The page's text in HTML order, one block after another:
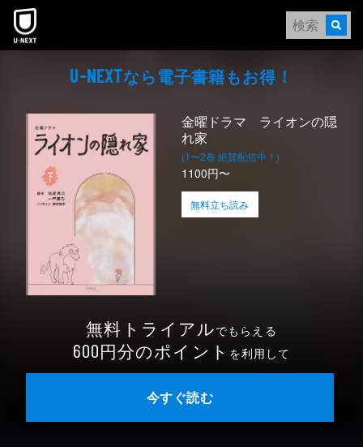
本文へスキップ
U-NEXTなら電⼦書籍もお得！
金曜ドラマ ライオンの隠
れ家
(1〜2巻 絶賛配信中！)
1100円〜
無料立ち読み
無料トライアルでもらえる
600円分のポイント を利用して
今すぐ読む